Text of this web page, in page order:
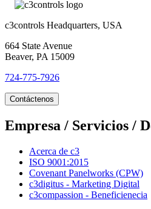
c3controls Headquarters, USA
664 State Avenue
Beaver, PA 15009
724-775-7926
Contáctenos
Empresa / Servicios /
Acerca de c3
ISO 9001:2015
Covenant Panelworks (CPW)
c3digitus - Marketing Digital
c3compassion - Beneficienecia